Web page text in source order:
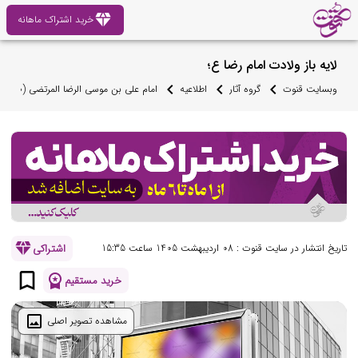
diamondخرید اشتراک ماهانه
لایه باز ولادت امام رضا ع؛
وبسایت قنوت گروه آثار اطلاعیه امام علی بن موسی الرضا المرتضی (ص)
تاریخ انتشار در سایت قنوت : 08 اردیبهشت 1405 ساعت 15:35 اشتراکیdiamond
خرید مستقیم workspace_premium
bookmark_border
مشاهده تصویر اصلی image